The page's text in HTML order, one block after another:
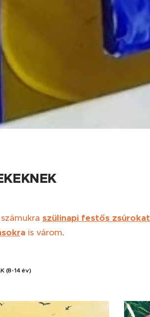
szülinapi festős zsúrokat
ais várom. 🎂✍
(8-14 év)